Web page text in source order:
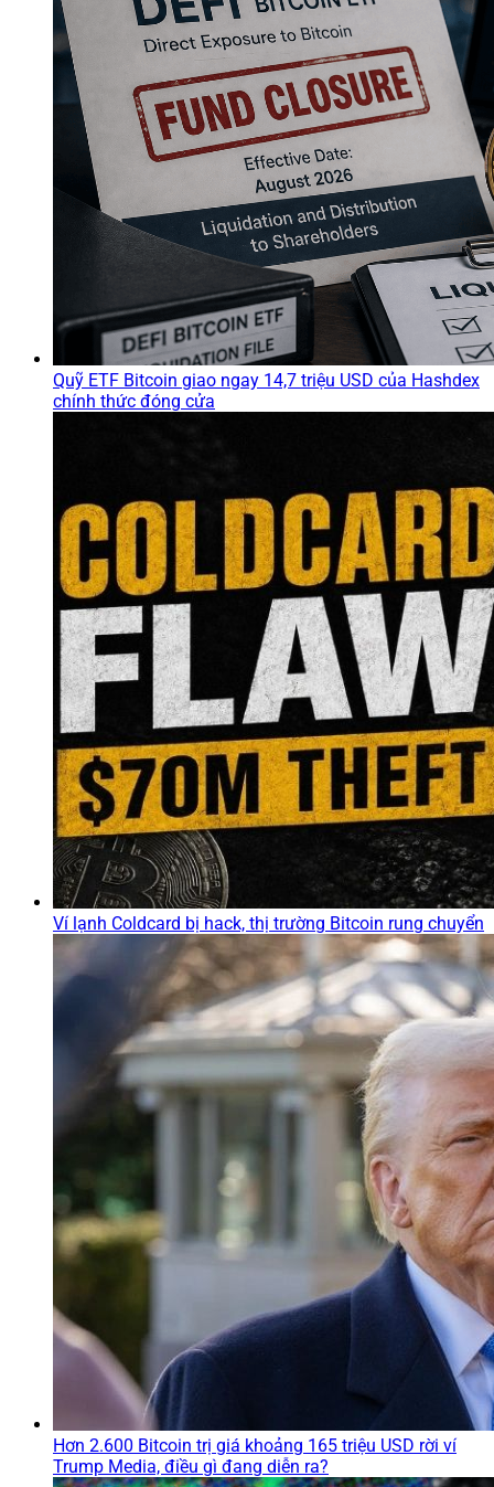
Quỹ ETF Bitcoin giao ngay 14,7 triệu USD của Hashdex
chính thức đóng cửa
Ví lạnh Coldcard bị hack, thị trường Bitcoin rung chuyển
Hơn 2.600 Bitcoin trị giá khoảng 165 triệu USD rời ví
Trump Media, điều gì đang diễn ra?